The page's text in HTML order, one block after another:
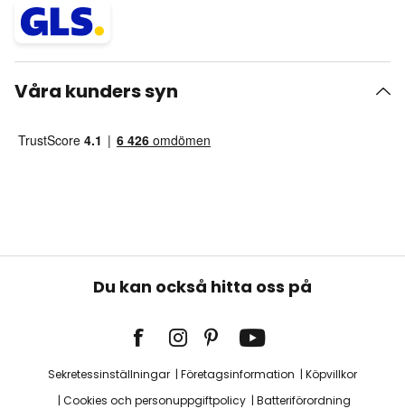
Våra kunders syn
Du kan också hitta oss på
Sekretessinställningar Företagsinformation
Köpvillkor
Cookies och personuppgiftpolicy
Batteriförordning